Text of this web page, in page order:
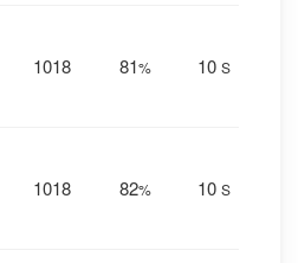
1018 81% 10 S
1018 82% 10 S